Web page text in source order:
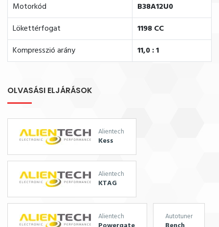
Motorkód
B38A12U0
Lökettérfogat
1198 CC
Kompresszió arány
11,0 : 1
OLVASÁSI ELJÁRÁSOK
Alientech
Kess
Alientech
KTAG
Alientech Autotuner